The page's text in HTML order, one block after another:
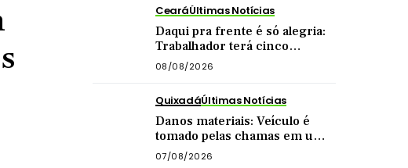
CearáÚltimas Notícias
Daqui pra frente é só alegria:
Trabalhador terá cinco
feriadões até o final do ano
08/08/2026
QuixadáÚltimas Notícias
Danos materiais: Veículo é
tomado pelas chamas em uma
das principais vias de Quixadá
07/08/2026